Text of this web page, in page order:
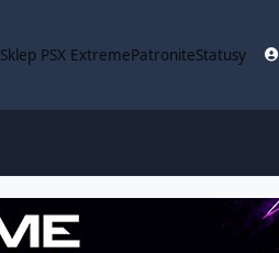
Sklep PSX ExtremePatroniteStatusy